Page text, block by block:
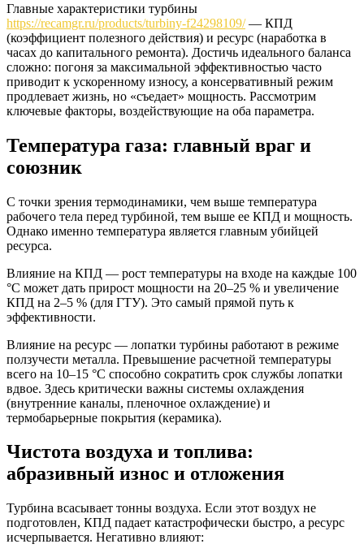
Главные характеристики турбины
https://recamgr.ru/products/turbiny-f24298109/— КПД
(коэффициент полезного действия) и ресурс (наработка в
часах до капитального ремонта). Достичь идеального баланса
сложно: погоня за максимальной эффективностью часто
приводит к ускоренному износу, а консервативный режим
продлевает жизнь, но «съедает» мощность. Рассмотрим
ключевые факторы, воздействующие на оба параметра.
Температура газа: главный враг и
союзник
С точки зрения термодинамики, чем выше температура
рабочего тела перед турбиной, тем выше ее КПД и мощность.
Однако именно температура является главным убийцей
ресурса.
Влияние на КПД — рост температуры на входе на каждые 100
°C может дать прирост мощности на 20–25 % и увеличение
КПД на 2–5 % (для ГТУ). Это самый прямой путь к
эффективности.
Влияние на ресурс — лопатки турбины работают в режиме
ползучести металла. Превышение расчетной температуры
всего на 10–15 °C способно сократить срок службы лопатки
вдвое. Здесь критически важны системы охлаждения
(внутренние каналы, пленочное охлаждение) и
термобарьерные покрытия (керамика).
Чистота воздуха и топлива:
абразивный износ и отложения
Турбина всасывает тонны воздуха. Если этот воздух не
подготовлен, КПД падает катастрофически быстро, а ресурс
исчерпывается. Негативно влияют: